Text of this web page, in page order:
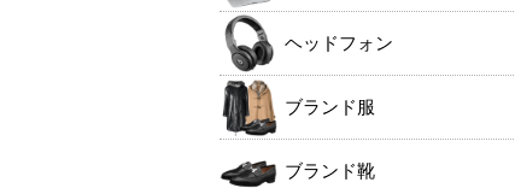
ヘッドフォン
ブランド服
ブランド靴